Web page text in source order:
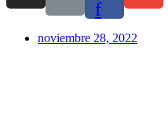
f
noviembre 28, 2022